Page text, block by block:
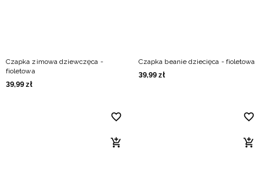
Czapka zimowa dziewczęca -
fioletowa
39,99 zł
Czapka beanie dziecięca - fioletowa
39,99 zł